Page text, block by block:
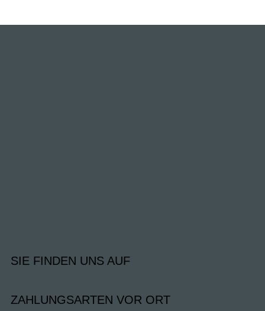
SIE FINDEN UNS AUF
ZAHLUNGSARTEN VOR ORT